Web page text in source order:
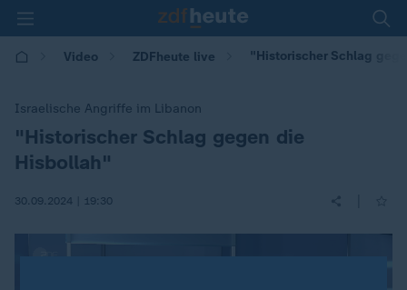
Video ZDFheute live "Historischer Schlag
Israelische Angriffe im Libanon
:"Historischer Schlag gegen die
Hisbollah"
30.09.2024 | 19:30